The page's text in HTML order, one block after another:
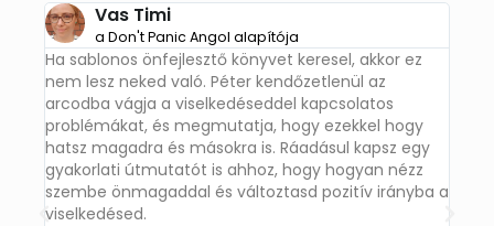
Vas Timi
a Don't Panic Angol alapítója
Ha sablonos önfejlesztő könyvet keresel, akkor ez
nem lesz neked való. Péter kendőzetlenül az
arcodba vágja a viselkedéseddel kapcsolatos
problémákat, és megmutatja, hogy ezekkel hogy
hatsz magadra és másokra is. Ráadásul kapsz egy
gyakorlati útmutatót is ahhoz, hogy hogyan nézz
szembe önmagaddal és változtasd pozitív irányba a
viselkedésed.